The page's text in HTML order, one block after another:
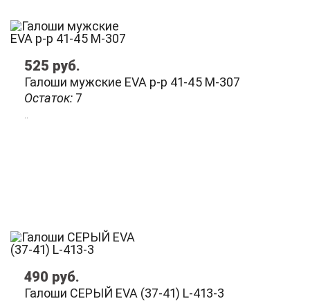
Остаток: 7
Галоши мужские EVA р-р 41-45 М-307
525 руб.
Галоши СЕРЫЙ EVA (37-41) L-413-3
490 руб.